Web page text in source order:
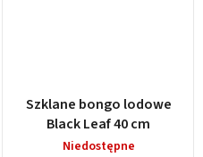
Szklane bongo lodowe
Black Leaf 40 cm
Niedostępne